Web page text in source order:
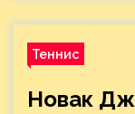
Теннис
Новак